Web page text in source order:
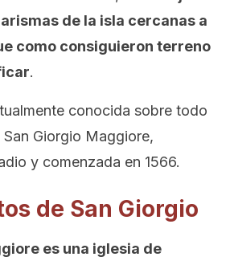
de la isla cercanas a
como consiguieron terreno
.
conocida sobre todo
Giorgio Maggiore,
y comenzada en 1566.
de San Giorgio
es una iglesia de